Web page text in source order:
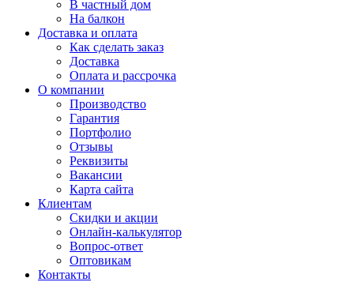
В частный дом
На балкон
Доставка и оплата
Как сделать заказ
Доставка
Оплата и рассрочка
О компании
Производство
Гарантия
Портфолио
Отзывы
Реквизиты
Вакансии
Карта сайта
Клиентам
Скидки и акции
Онлайн-калькулятор
Вопрос-ответ
Оптовикам
Контакты